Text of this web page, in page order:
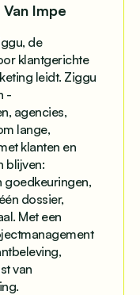
Impe
de
klantgerichte
leidt. Ziggu
-
agencies,
lange,
klanten en
blijven:
goedkeuringen,
dossier,
Met een
van